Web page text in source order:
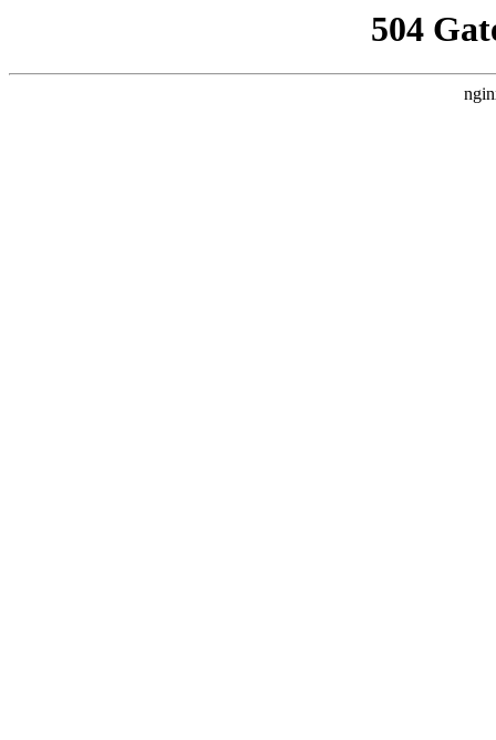
504